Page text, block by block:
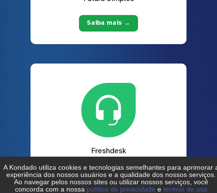
Saiba mais →
Freshdesk
Saiba mais →